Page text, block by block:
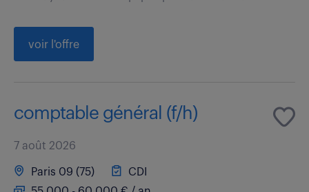
voir l'offre
comptable général (f/h)
7 août 2026
Paris 09 (75)
CDI